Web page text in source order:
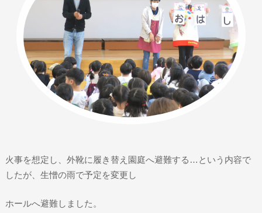
火事を想定し、外靴に履き替え園庭へ避難する…という内容で
したが、生憎の雨で予定を変更し
ホールへ避難しました。